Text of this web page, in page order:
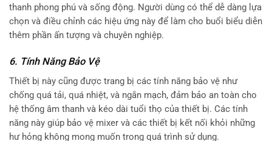
thanh phong phú và sống động. Người dùng có thể dễ dàng lựa
chọn và điều chỉnh các hiệu ứng này để làm cho buổi biểu diễn
thêm phần ấn tượng và chuyên nghiệp.
6. Tính Năng Bảo Vệ
Thiết bị này cũng được trang bị các tính năng bảo vệ như
chống quá tải, quá nhiệt, và ngắn mạch, đảm bảo an toàn cho
hệ thống âm thanh và kéo dài tuổi thọ của thiết bị. Các tính
năng này giúp bảo vệ mixer và các thiết bị kết nối khỏi những
hư hỏng không mong muốn trong quá trình sử dụng.